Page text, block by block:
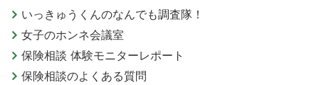
いっきゅうくんのなんでも調査隊！
女子のホンネ会議室
保険相談 体験モニターレポート
保険相談のよくある質問